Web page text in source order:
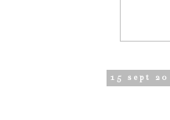
15 sept